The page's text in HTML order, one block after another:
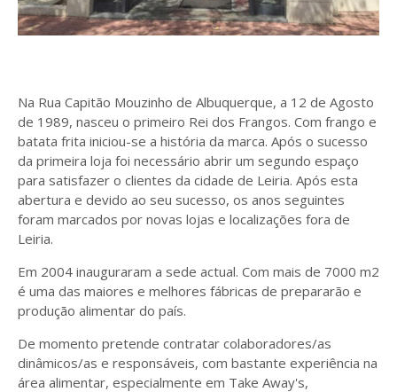
Na Rua Capitão Mouzinho de Albuquerque, a 12 de Agosto
de 1989, nasceu o primeiro Rei dos Frangos. Com frango e
batata frita iniciou-se a história da marca. Após o sucesso
da primeira loja foi necessário abrir um segundo espaço
para satisfazer o clientes da cidade de Leiria. Após esta
abertura e devido ao seu sucesso, os anos seguintes
foram marcados por novas lojas e localizações fora de
Leiria.
Em 2004 inauguraram a sede actual. Com mais de 7000 m2
é uma das maiores e melhores fábricas de prepararão e
produção alimentar do país.
De momento pretende contratar colaboradores/as
dinâmicos/as e responsáveis, com bastante experiência na
área alimentar, especialmente em Take Away's,